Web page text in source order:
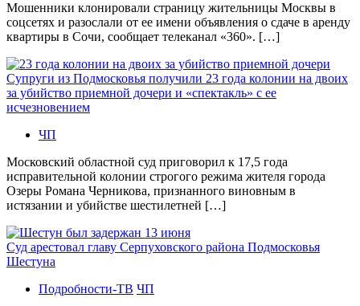
Мошенники клонировали страницу жительницы Москвы в
соцсетях и разослали от ее имени объявления о сдаче в аренду
квартиры в Сочи, сообщает телеканал «360». […]
Супруги из Подмосковья получили 23 года колонии на двоих
за убийство приемной дочери и «спектакль» с ее
исчезновением
ЧП
Московский областной суд приговорил к 17,5 года
исправительной колонии строгого режима жителя города
Озеры Романа Черникова, признанного виновным в
истязании и убийстве шестилетней […]
Суд арестовал главу Серпуховского района Подмосковья
Шестуна
Подробности-ТВ ЧП